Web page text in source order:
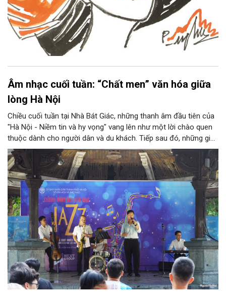
Âm nhạc cuối tuần: “Chất men” văn hóa giữa
lòng Hà Nội
Chiều cuối tuần tại Nhà Bát Giác, những thanh âm đầu tiên của
"Hà Nội - Niềm tin và hy vọng" vang lên như một lời chào quen
thuộc dành cho người dân và du khách. Tiếp sau đó, những giai
điệu jazz kinh điển của thế giới lần lượt cất lên qua phần biểu
diễn của NSƯT Quyền Văn Minh và các nghệ sĩ Bình Minh Jazz
Club, mở ra một không gian âm nhạc giàu cảm xúc ngay giữa
trung tâm Thủ đô.